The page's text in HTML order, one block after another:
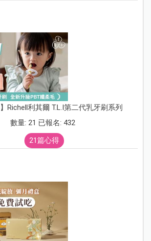
Richell利其爾 T.L.I第二代乳牙刷系列
數量: 21 已報名: 432
21篇心得